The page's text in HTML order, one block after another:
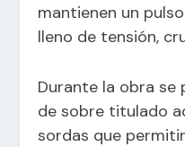
mantienen un
lleno de tensión,
Durante la obra se
de sobre titulado
sordas que